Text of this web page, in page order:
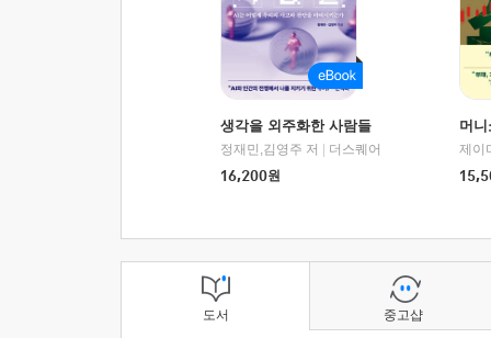
생각을 외주화한 사람들
정재민,김영주 저
더스퀘어
16,200원
머
도서 중고샵